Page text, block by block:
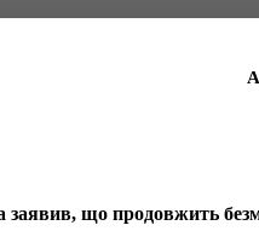
заявив, що продовжить